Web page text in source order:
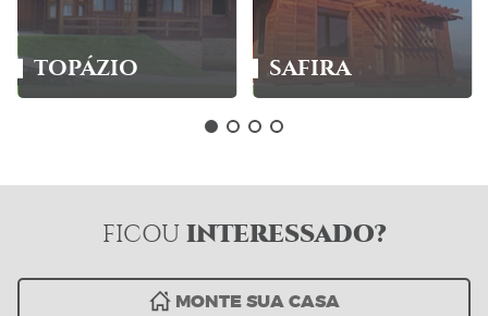
TOPÁZIO SAFIRA
FICOU INTERESSADO?
MONTE SUA CASA